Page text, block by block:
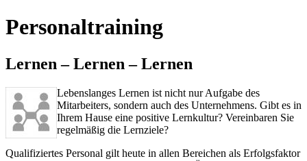
Personaltraining
Lernen – Lernen – Lernen
Lebenslanges Lernen ist nicht nur Aufgabe des
Mitarbeiters, sondern auch des Unternehmens. Gibt es in
Ihrem Hause eine positive Lernkultur? Vereinbaren Sie
regelmäßig die Lernziele?
Qualifiziertes Personal gilt heute in allen Bereichen als Erfolgsfaktor